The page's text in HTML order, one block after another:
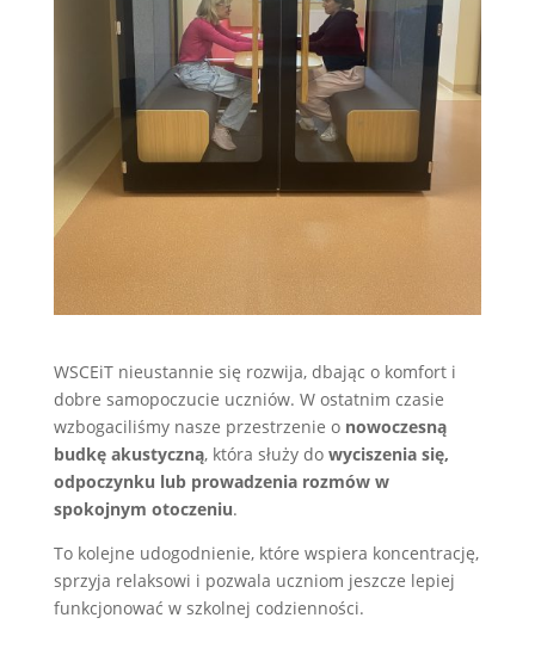
WSCEiT nieustannie się rozwija, dbając o komfort i
dobre samopoczucie uczniów. W ostatnim czasie
wzbogaciliśmy nasze przestrzenie o nowoczesną
budkę akustyczną, która służy do wyciszenia się,
odpoczynku lub prowadzenia rozmów w
spokojnym otoczeniu.
To kolejne udogodnienie, które wspiera koncentrację,
sprzyja relaksowi i pozwala uczniom jeszcze lepiej
funkcjonować w szkolnej codzienności.